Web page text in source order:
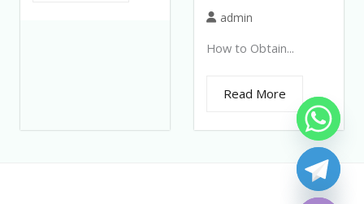
admin
How to Obtain...
Read More
Hide chaty